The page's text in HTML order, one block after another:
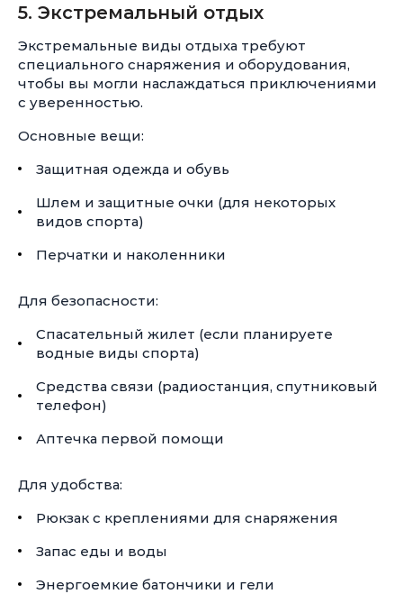
5. Экстремальный отдых
Экстремальные виды отдыха требуют
специального снаряжения и оборудования,
чтобы вы могли наслаждаться приключениями
с уверенностью.
Основные вещи:
Защитная одежда и обувь
Шлем и защитные очки (для некоторых
видов спорта)
Перчатки и наколенники
Для безопасности:
Спасательный жилет (если планируете
водные виды спорта)
Средства связи (радиостанция, спутниковый
телефон)
Аптечка первой помощи
Для удобства:
Рюкзак с креплениями для снаряжения
Запас еды и воды
Энергоемкие батончики и гели